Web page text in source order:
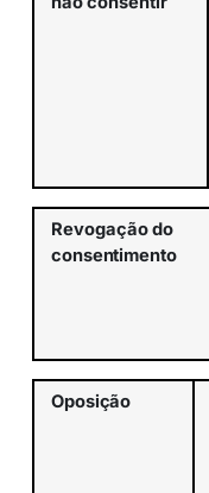
Revogação do
consentimento
Oposição